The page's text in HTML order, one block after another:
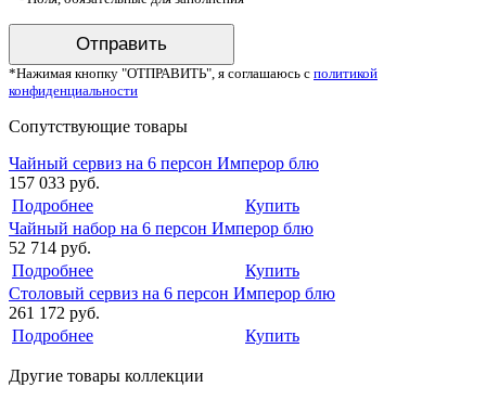
*Нажимая кнопку "ОТПРАВИТЬ", я соглашаюсь с политикой
конфиденциальности
Сопутствующие товары
Чайный сервиз на 6 персон Имперор блю
157 033 руб.
Подробнее
Купить
Чайный набор на 6 персон Имперор блю
52 714 руб.
Подробнее
Купить
Столовый сервиз на 6 персон Имперор блю
261 172 руб.
Подробнее
Купить
Другие товары коллекции